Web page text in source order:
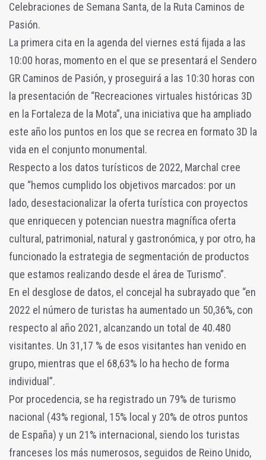
Celebraciones de Semana Santa, de la Ruta Caminos de
Pasión.
La primera cita en la agenda del viernes está fijada a las
10:00 horas, momento en el que se presentará el Sendero
GR Caminos de Pasión, y proseguirá a las 10:30 horas con
la presentación de “Recreaciones virtuales históricas 3D
en la Fortaleza de la Mota”, una iniciativa que ha ampliado
este año los puntos en los que se recrea en formato 3D la
vida en el conjunto monumental.
Respecto a los datos turísticos de 2022, Marchal cree
que “hemos cumplido los objetivos marcados: por un
lado, desestacionalizar la oferta turística con proyectos
que enriquecen y potencian nuestra magnífica oferta
cultural, patrimonial, natural y gastronómica, y por otro, ha
funcionado la estrategia de segmentación de productos
que estamos realizando desde el área de Turismo”.
En el desglose de datos, el concejal ha subrayado que “en
2022 el número de turistas ha aumentado un 50,36%, con
respecto al año 2021, alcanzando un total de 40.480
visitantes. Un 31,17 % de esos visitantes han venido en
grupo, mientras que el 68,63% lo ha hecho de forma
individual”.
Por procedencia, se ha registrado un 79% de turismo
nacional (43% regional, 15% local y 20% de otros puntos
de España) y un 21% internacional, siendo los turistas
franceses los más numerosos, seguidos de Reino Unido,